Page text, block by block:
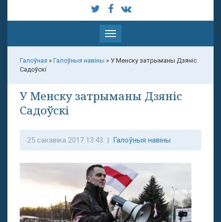
Паказаць
меню
Галоўная » Галоўныя навіны » У Менску затрыманы Дзяніс
Садоўскі
У Менску затрыманы Дзяніс
Садоўскі
25 сакавіка 2017 13:43 | Галоўныя навіны